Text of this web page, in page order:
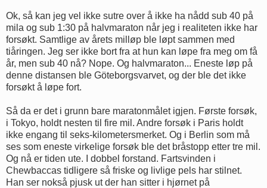
Ok, så kan jeg vel ikke sutre over å ikke ha nådd sub 40 på
mila og sub 1:30 på halvmaraton når jeg i realiteten ikke har
forsøkt. Samtlige av årets milløp ble løpt sammen med
tiåringen. Jeg ser ikke bort fra at hun kan løpe fra meg om få
år, men sub 40 nå? Nope. Og halvmaraton... Eneste løp på
denne distansen ble Göteborgsvarvet, og der ble det ikke
forsøkt å løpe fort.
Så da er det i grunn bare maratonmålet igjen. Første forsøk,
i Tokyo, holdt nesten til fire mil. Andre forsøk i Paris holdt
ikke engang til seks-kilometersmerket. Og i Berlin som må
ses som eneste virkelige forsøk ble det bråstopp etter tre mil.
Og nå er tiden ute. I dobbel forstand. Fartsvinden i
Chewbaccas tidligere så friske og livlige pels har stilnet.
Han ser nokså pjusk ut der han sitter i hjørnet på